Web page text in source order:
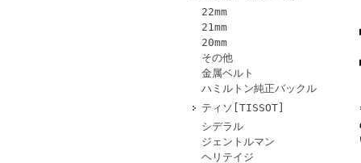
22mm
21mm
20mm
その他
金属ベルト
ハミルトン純正バックル
ティソ[TISSOT]
シデラル
ジェントルマン
ヘリテイジ